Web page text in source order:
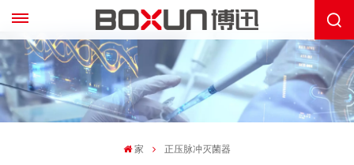
家 正压脉冲灭菌器